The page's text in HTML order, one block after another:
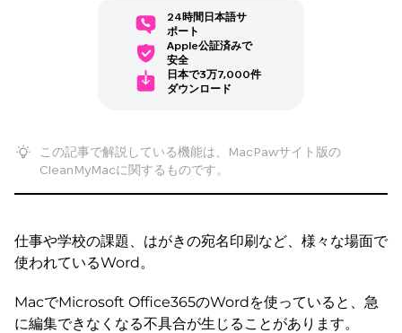
24時間日本語サ
ポート
Apple公証済みで
安全
日本で3万7,000件
ダウンロード
この記事で解説している機能は、MacPawサイト版の
CleanMyMacに関するものです。
仕事や学校の課題、はがきの宛名印刷など、様々な場面で
使われているWord。
MacでMicrosoft Office365のWordを使っていると、急
に編集できなくなる不具合が生じることがあります。